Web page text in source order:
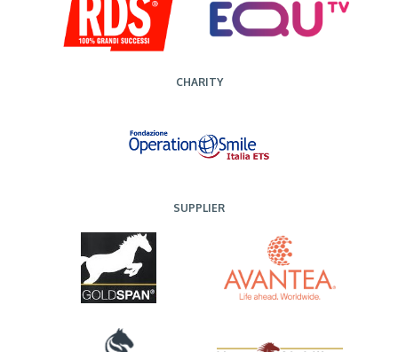
CHARITY
SUPPLIER